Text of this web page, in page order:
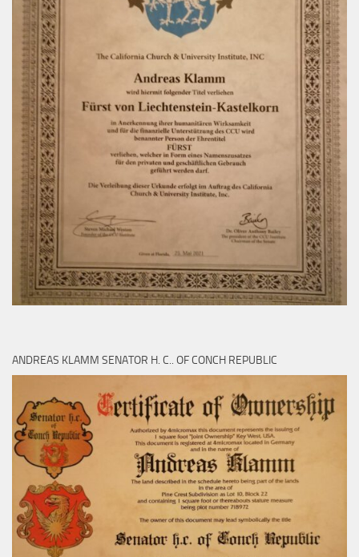
ANDREAS KLAMM SENATOR H. C.. OF CONCH REPUBLIC